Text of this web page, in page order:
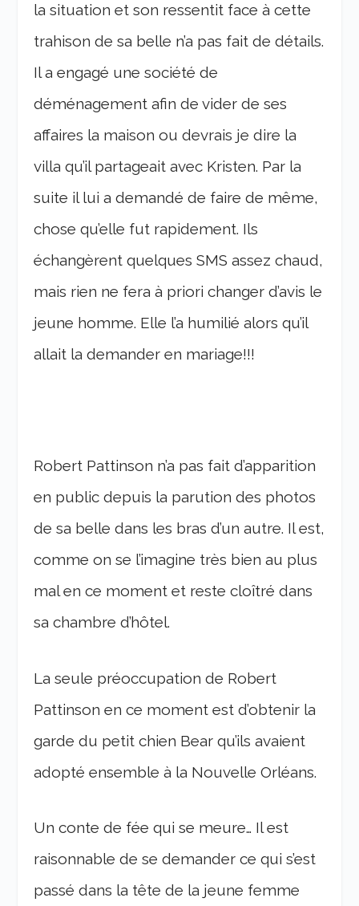
la situation et son ressentit face à cette
trahison de sa belle n’a pas fait de détails.
Il a engagé une société de
déménagement afin de vider de ses
affaires la maison ou devrais je dire la
villa qu’il partageait avec Kristen. Par la
suite il lui a demandé de faire de même,
chose qu’elle fut rapidement. Ils
échangèrent quelques SMS assez chaud,
mais rien ne fera à priori changer d’avis le
jeune homme. Elle l’a humilié alors qu’il
allait la demander en mariage!!!
Robert Pattinson n’a pas fait d’apparition
en public depuis la parution des photos
de sa belle dans les bras d’un autre. Il est,
comme on se l’imagine très bien au plus
mal en ce moment et reste cloîtré dans
sa chambre d’hôtel.
La seule préoccupation de Robert
Pattinson en ce moment est d’obtenir la
garde du petit chien Bear qu’ils avaient
adopté ensemble à la Nouvelle Orléans.
Un conte de fée qui se meure… Il est
raisonnable de se demander ce qui s’est
passé dans la tête de la jeune femme